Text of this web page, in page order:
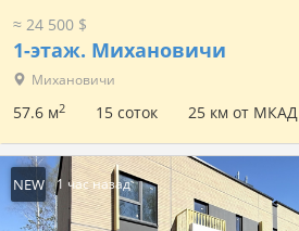
≈ 24 500 $
1-этаж. Михановичи
Михановичи
57.6 м2 15 соток 25 км от МКАД
NEW 1 час назад